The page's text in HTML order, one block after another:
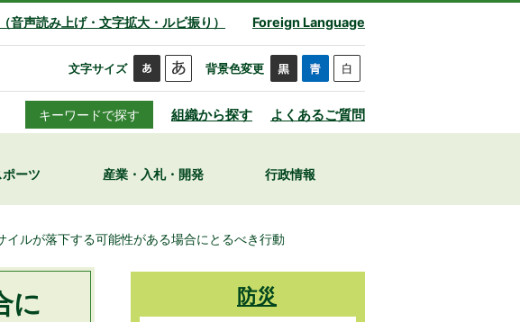
音声読み上げ・文字拡大・ルビ振り） Foreign Language
文字サイズ 背景色変更
キーワードで探す 組織から探す よくあるご質問
ポーツ 産業・入札・開発 行政情報
イルが落下する可能性がある場合にとるべき行動
に
防災